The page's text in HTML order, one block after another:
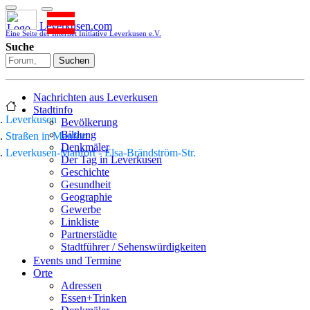
Leverkusen.com
Eine Seite der Internet Initiative Leverkusen e.V.
Suche
Suchen
Nachrichten aus Leverkusen
Stadtinfo
Bevölkerung
Bildung
Denkmäler
Der Tag in Leverkusen
Geschichte
Gesundheit
Geographie
Gewerbe
Linkliste
Partnerstädte
Stadtführer / Sehenswürdigkeiten
Stadtplan
Sport
Who is who
Events und Termine
Orte
Adressen
Essen+Trinken
Leverkusen
Straßen in Manfort
Leverkusen-Manfort - Elsa-Brändström-Str.